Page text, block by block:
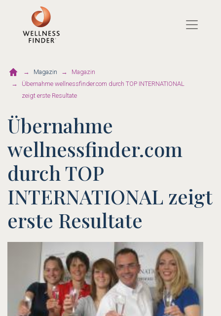
Magazin
Magazin
Übernahme wellnessfinder.com durch TOP INTERNATIONAL
zeigt erste Resultate
Übernahme
wellnessfinder.com
durch TOP
INTERNATIONAL zeigt
erste Resultate